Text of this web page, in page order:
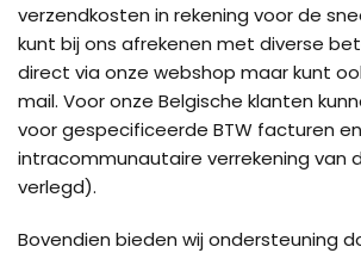
verzendkosten in rekening voor de
kunt bij ons afrekenen met diverse
direct via onze webshop maar kunt
mail. Voor onze Belgische klanten
voor gespecificeerde BTW facturen en
intracommunautaire verrekening van
verlegd).
Bovendien bieden wij ondersteuning